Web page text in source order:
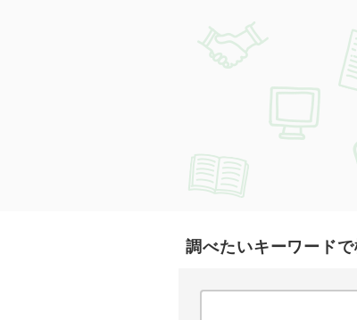
調べたいキーワード